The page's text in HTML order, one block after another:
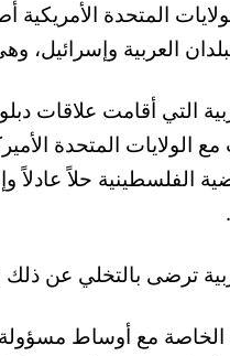
المتحدة
العربية
التي أقامت علاقات
المتحدة
الفلسطينية حلاً عادلاً
ترضى بالتخلي عن
الخاصة مع أوساط